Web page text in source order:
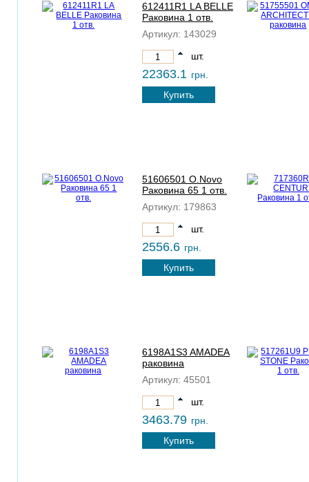
612411R1 LA BELLE
Раковина 1 отв.
Артикул: 143029
шт.
22363.1 грн.
Купить
51606501 O.Novo
Раковина 65 1 отв.
Артикул: 179863
шт.
2556.6 грн.
Купить
6198A1S3 AMADEA
раковина
Артикул: 45501
шт.
3463.79 грн.
Купить